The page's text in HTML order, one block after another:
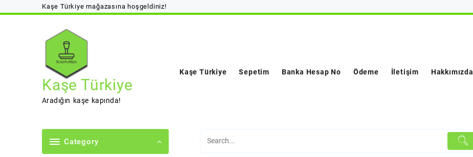
to
Kaşe Türkiye mağazasına hoşgeldiniz!
Kaşe Türkiye
Aradığın kaşe kapında!
Kaşe Türkiye Sepetim Banka Hesap No Ödeme İletişim Hakkımızda
Category